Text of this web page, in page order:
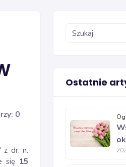
0
z dr. n.
się15
Ostatnie